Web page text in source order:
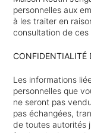
personnelles aux
à les traiter en
consultation de ces
CONFIDENTIALITÉ
Les informations
personnelles que
ne seront pas
pas échangées,
de toutes autorités